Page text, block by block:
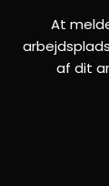
At
af dit